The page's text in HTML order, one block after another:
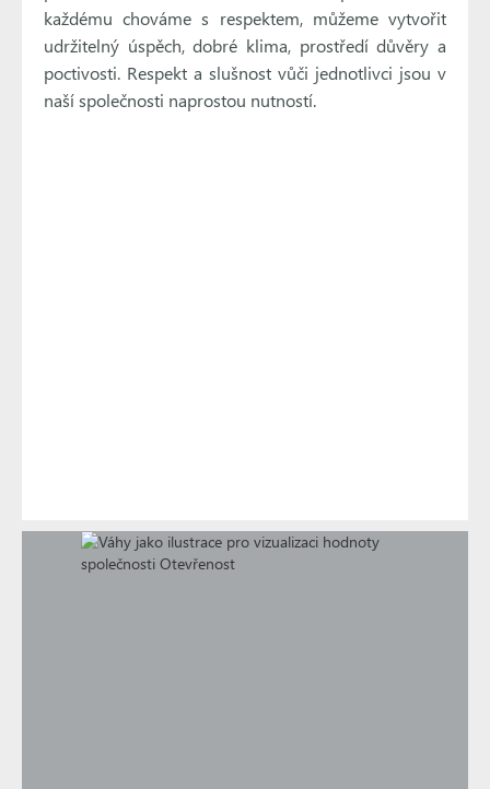
každému chováme s respektem, můžeme vytvořit
udržitelný úspěch, dobré klima, prostředí důvěry a
poctivosti. Respekt a slušnost vůči jednotlivci jsou v
naší společnosti naprostou nutností.